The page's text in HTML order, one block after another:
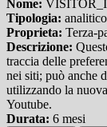
Nome:
Tipologia: analitico
Proprieta: Terza-
Descrizione:
traccia delle
nei siti; può anche
utilizzando la
Youtube.
Durata: 6 mesi